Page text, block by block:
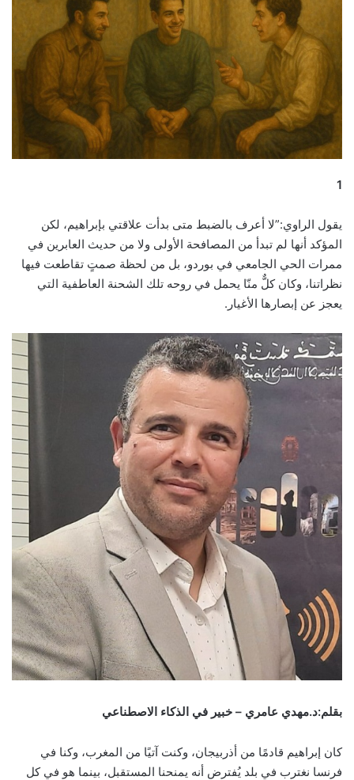
1
يقول الراوي:”لا أعرف بالضبط متى بدأت علاقتي بإبراهيم، لكن
المؤكد أنها لم تبدأ من المصافحة الأولى ولا من حديث العابرين في
ممرات الحي الجامعي في بوردو، بل من لحظة صمتٍ تقاطعت فيها
نظراتنا، وكان كلٌّ منّا يحمل في روحه تلك الشحنة العاطفية التي
يعجز عن إبصارها الأغيار.
بقلم:د.مهدي عامري – خبير في الذكاء الاصطناعي
كان إبراهيم قادمًا من أذربيجان، وكنت آتيًا من المغرب، وكنا في
فرنسا نغترب في بلد يُفترض أنه يمنحنا المستقبل، بينما هو في كل